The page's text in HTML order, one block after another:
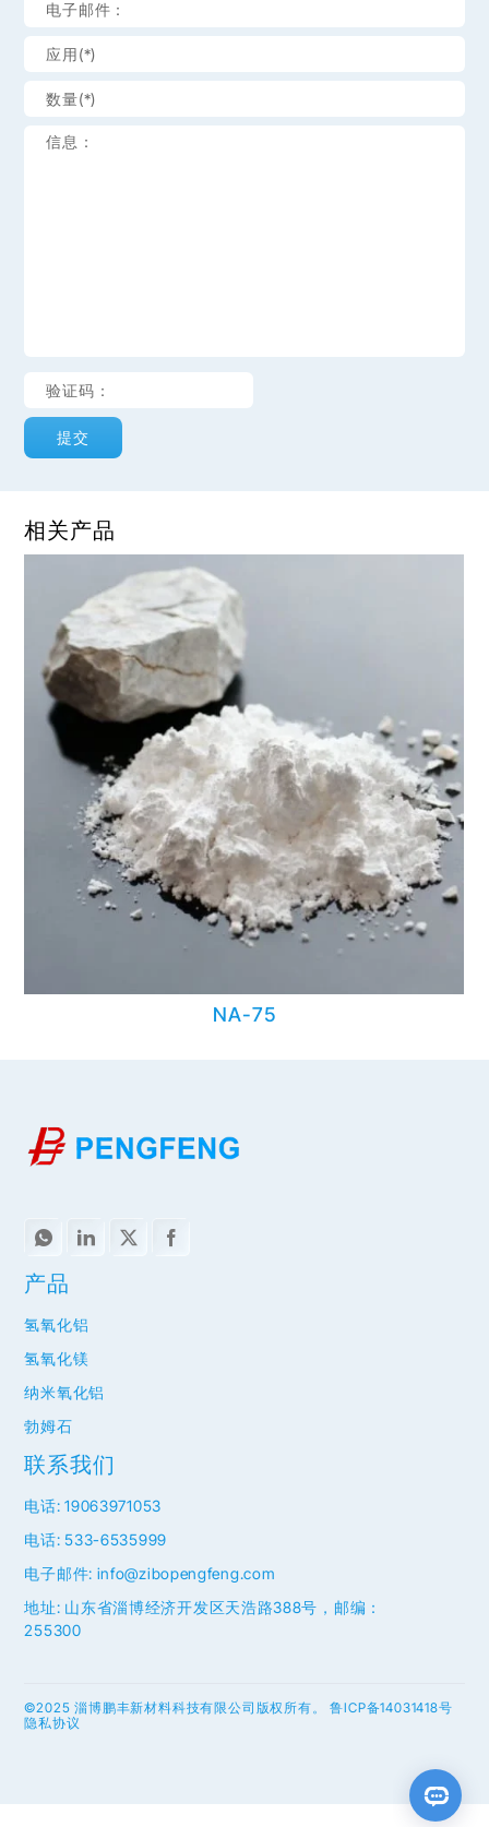
提交
相关产品
NA-75
联系我们
电话: 19063971053
电话: 533-6535999
电子邮件: info@zibopengfeng.com
地址: 山东省淄博经济开发区天浩路388号，邮编：
255300
产品
氢氧化铝
氢氧化镁
纳米氧化铝
勃姆石
©2025 淄博鹏丰新材料科技有限公司版权所有。鲁ICP备14031418号
隐私协议